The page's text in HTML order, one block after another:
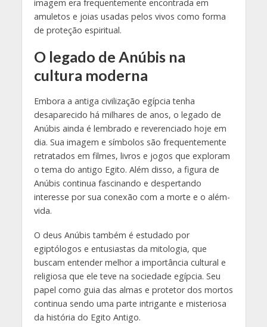
imagem era frequentemente encontrada em
amuletos e joias usadas pelos vivos como forma
de proteção espiritual.
O legado de Anúbis na
cultura moderna
Embora a antiga civilização egípcia tenha
desaparecido há milhares de anos, o legado de
Anúbis ainda é lembrado e reverenciado hoje em
dia. Sua imagem e símbolos são frequentemente
retratados em filmes, livros e jogos que exploram
o tema do antigo Egito. Além disso, a figura de
Anúbis continua fascinando e despertando
interesse por sua conexão com a morte e o além-
vida.
O deus Anúbis também é estudado por
egiptólogos e entusiastas da mitologia, que
buscam entender melhor a importância cultural e
religiosa que ele teve na sociedade egípcia. Seu
papel como guia das almas e protetor dos mortos
continua sendo uma parte intrigante e misteriosa
da história do Egito Antigo.